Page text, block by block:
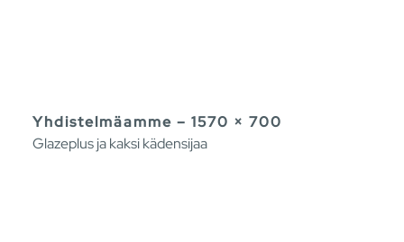
Yhdistelmäamme – 1570 × 700
Glazeplus ja kaksi kädensijaa